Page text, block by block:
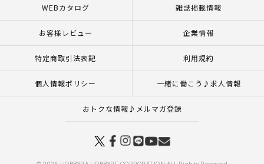
WEBカタログ 雑誌掲載情報
お客様レビュー 企業情報
特定商取引法表記 利用規約
個人情報ポリシー 一緒に働こう♪求人情報
おトクな情報♪メルマガ登録